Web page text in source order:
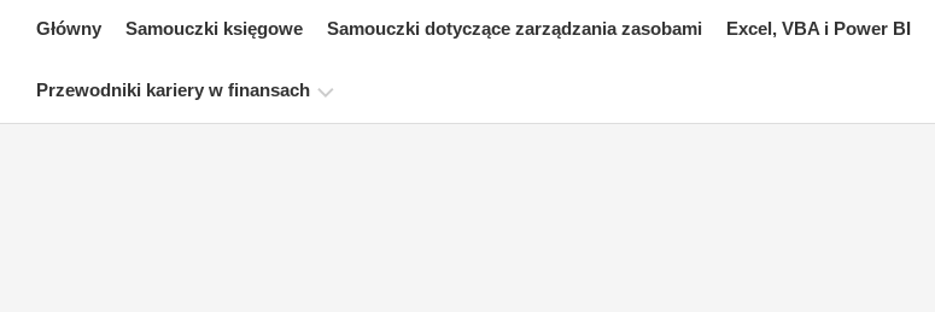
Główny Samouczki księgowe Samouczki dotyczące zarządzania zasobami Excel, VBA i Power BI
Przewodniki kariery w finansach